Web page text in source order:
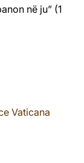
në ju” (1
Vaticana